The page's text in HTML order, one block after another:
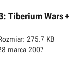
Tiberium Wars +
275.7 KB
marca 2007